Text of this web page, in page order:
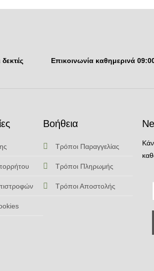
Επικοινωνία καθημερινά
Βοήθεια
Τρόποι Παραγγελίας
Τρόποι Πληρωμής
Τρόποι Αποστολής